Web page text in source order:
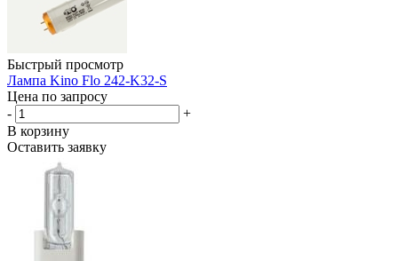
Быстрый просмотр
Лампа Kino Flo 242-K32-S
Цена по запросу
-
+
В корзину
Оставить заявку